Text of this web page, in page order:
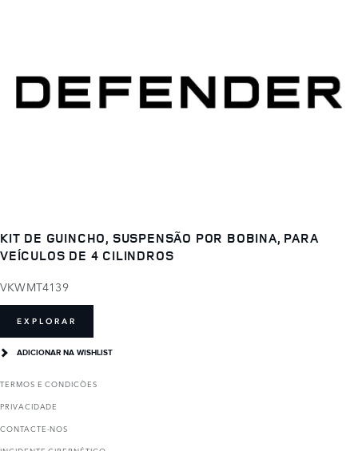
KIT DE GUINCHO, SUSPENSÃO POR BOBINA, PARA
VEÍCULOS DE 4 CILINDROS
VKWMT4139
EXPLORAR
ADICIONAR NA WISHLIST
TERMOS E CONDICÕES
PRIVACIDADE
CONTACTE-NOS